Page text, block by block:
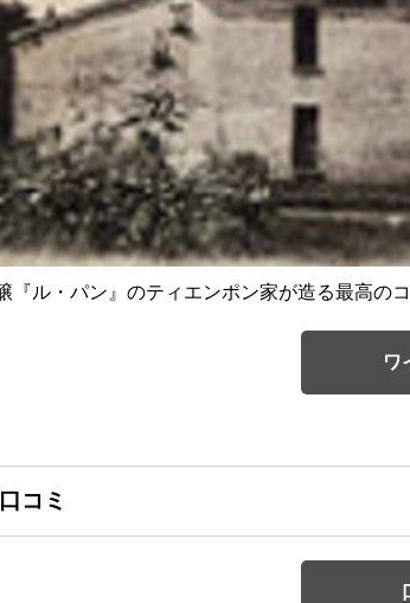
『ル・パン』のティエンポン家が造る最高の
ワ
口コミ